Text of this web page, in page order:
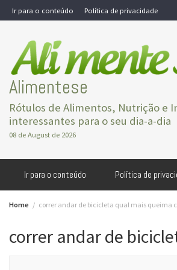
Skip
to
Ir para o conteúdo Política de privacidade
Alimentese
Rótulos de Alimentos, Nutrição e
interessantes para o seu dia-a-dia
08 de August de 2026
Ir para o conteúdo Política de
Home correr andar de bicicleta qual mais queima
correr andar de